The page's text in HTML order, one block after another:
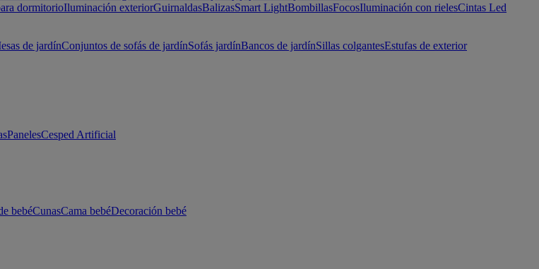
dormitorioIluminación exteriorGuirnaldasBalizasSmart LightBombillasFocosIluminación con rielesCintas Led
de jardínConjuntos de sofás de jardínSofás jardínBancos de jardínSillas colgantesEstufas de exterior
PanelesCesped Artificial
bebéCunasCama bebéDecoración bebé